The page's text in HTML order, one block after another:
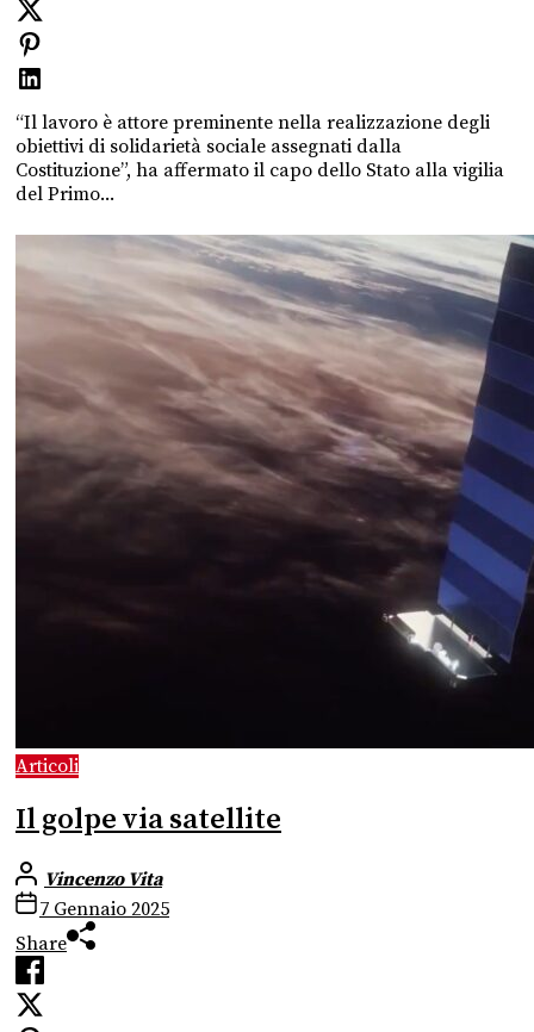
“Il lavoro è attore preminente nella realizzazione degli
obiettivi di solidarietà sociale assegnati dalla
Costituzione”, ha affermato il capo dello Stato alla vigilia
del Primo...
Articoli
Il golpe via satellite
Vincenzo Vita
7 Gennaio 2025
Share